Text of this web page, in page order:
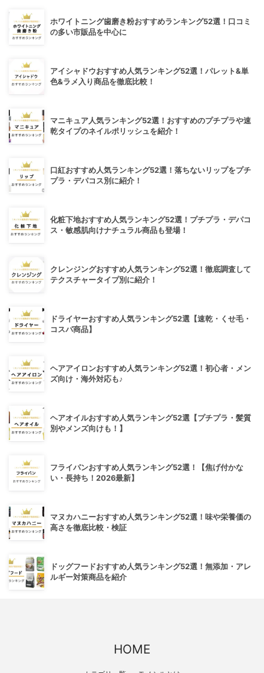
ホワイトニング歯磨き粉おすすめランキング52選！口コミ
の多い市販品を中心に
アイシャドウおすすめ人気ランキング52選！パレット&単
色&ラメ入り商品を徹底比較！
マニキュア人気ランキング52選！おすすめのプチプラや速
乾タイプのネイルポリッシュを紹介！
口紅おすすめ人気ランキング52選！落ちないリップをプチ
プラ・デパコス別に紹介！
化粧下地おすすめ人気ランキング52選！プチプラ・デパコ
ス・敏感肌向けナチュラル商品も登場！
クレンジングおすすめ人気ランキング52選！徹底調査して
テクスチャータイプ別に紹介！
ドライヤーおすすめ人気ランキング52選【速乾・くせ毛・
コスパ商品】
ヘアアイロンおすすめ人気ランキング52選！初心者・メン
ズ向け・海外対応も♪
ヘアオイルおすすめ人気ランキング52選【プチプラ・髪質
別やメンズ向けも！】
フライパンおすすめ人気ランキング52選！【焦げ付かな
い・長持ち！2026最新】
マヌカハニーおすすめ人気ランキング52選！味や栄養価の
高さを徹底比較・検証
ドッグフードおすすめ人気ランキング52選！無添加・アレ
ルギー対策商品を紹介
HOME